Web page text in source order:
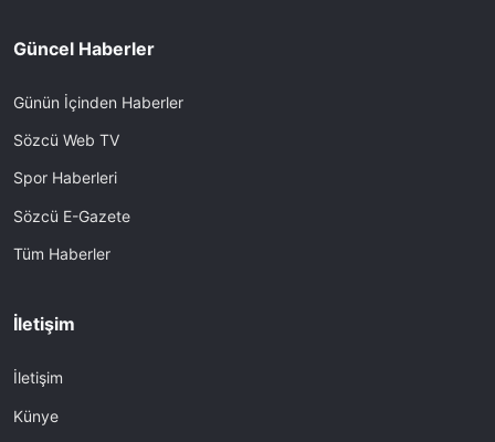
Güncel Haberler
Günün İçinden Haberler
Sözcü Web TV
Spor Haberleri
Sözcü E-Gazete
Tüm Haberler
İletişim
İletişim
Künye